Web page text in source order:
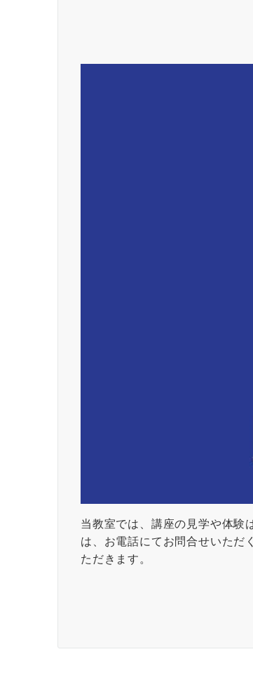
当教室では、講座の見学や体験
は、お電話にてお問合せいただ
ただきます。